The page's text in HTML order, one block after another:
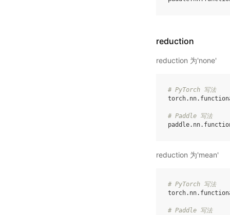
reduction
reduction 为'none'
# PyTorch 写法
torch. nn.
# Paddle 写法
paddle. nn.
reduction 为'mean'
# PyTorch 写法
torch. nn.
# Paddle 写法